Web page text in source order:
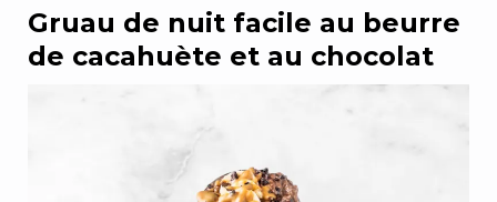
Gruau de nuit facile au beurre
de cacahuète et au chocolat